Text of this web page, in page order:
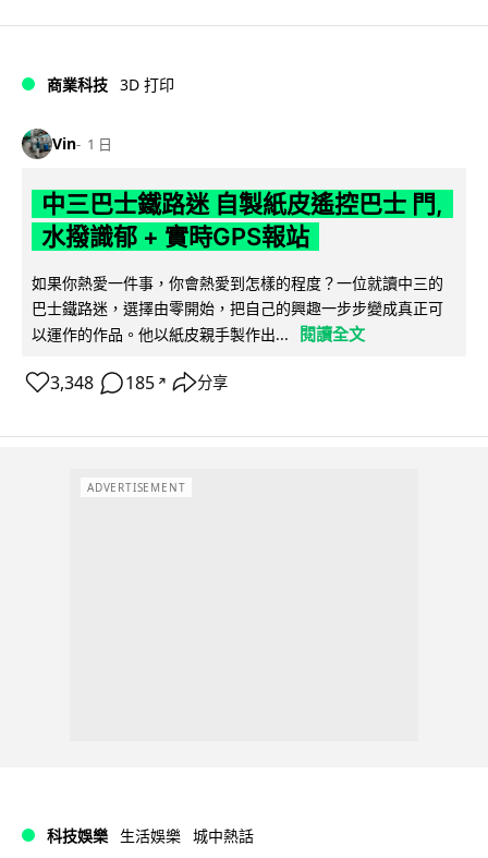
商業科技 3D 打印
Vin 1 日
中三巴士鐵路迷 自製紙皮遙控巴士 門,
水撥識郁 + 實時GPS報站
如果你熱愛一件事，你會熱愛到怎樣的程度？一位就讀中三的
巴士鐵路迷，選擇由零開始，把自己的興趣一步步變成真正可
以運作的作品。他以紙皮親手製作出...
閱讀全文
3,348 185 ↗ 分享
ADVERTISEMENT
科技娛樂 生活娛樂 城中熱話